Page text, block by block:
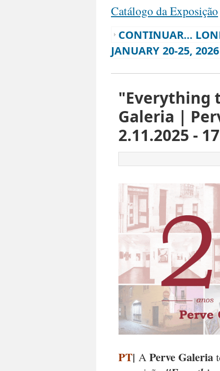
Catálogo da Exposição
CONTINUAR...
JANUARY 20-25, 2026
"Everything
Galeria |
2.11.2025 -
PT| A Perve Galeria